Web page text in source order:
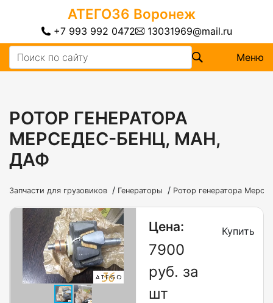
АТЕГО36 Воронеж
+7 993 992 0472 13031969@mail.ru
Меню
РОТОР ГЕНЕРАТОРА
МЕРСЕДЕС-БЕНЦ, МАН,
ДАФ
Запчасти для грузовиков / Генераторы / Ротор генератора
Цена:
7900
руб. за
шт
Купить